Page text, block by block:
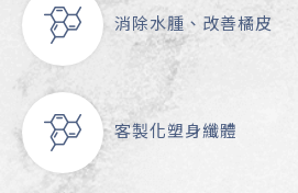
消除水腫、改善橘皮
客製化塑身纖體